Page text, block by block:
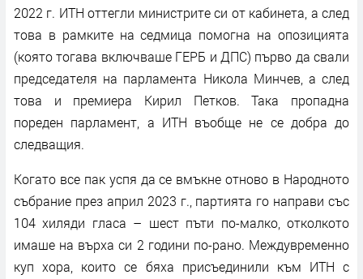
2022 г. ИТН оттегли министрите си от кабинета, а след
това в рамките на седмица помогна на опозицията
(която тогава включваше ГЕРБ и ДПС) първо да свали
председателя на парламента Никола Минчев, а след
това и премиера Кирил Петков. Така пропадна
пореден парламент, а ИТН въобще не се добра до
следващия.
Когато все пак успя да се вмъкне отново в Народното
събрание през април 2023 г., партията го направи със
104 хиляди гласа – шест пъти по-малко, отколкото
имаше на върха си 2 години по-рано. Междувременно
куп хора, които се бяха присъединили към ИТН с